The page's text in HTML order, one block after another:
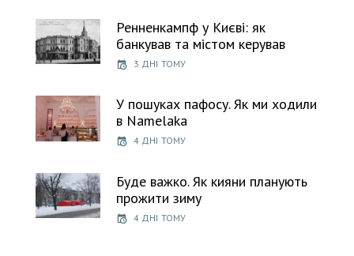
Ренненкампф у Києві: як
банкував та містом керував
3 ДНІ ТОМУ
У пошуках пафосу. Як ми ходили
в Namelaka
4 ДНІ ТОМУ
Буде важко. Як кияни планують
прожити зиму
4 ДНІ ТОМУ